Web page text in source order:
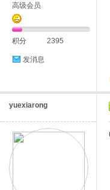
高级会员
积分 2395
发消息
yuexiarong